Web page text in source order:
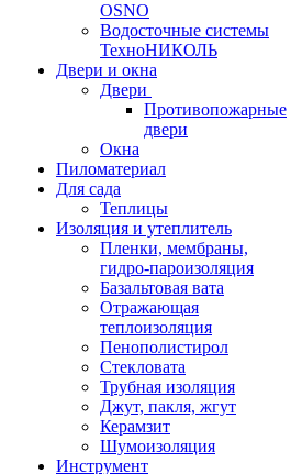
OSNO
Водосточные системы
ТехноНИКОЛЬ
Двери и окна
Двери
Противопожарные
двери
Окна
Пиломатериал
Для сада
Теплицы
Изоляция и утеплитель
Пленки, мембраны,
гидро-пароизоляция
Базальтовая вата
Отражающая
теплоизоляция
Пенополистирол
Стекловата
Трубная изоляция
Джут, пакля, жгут
Керамзит
Шумоизоляция
Инструмент